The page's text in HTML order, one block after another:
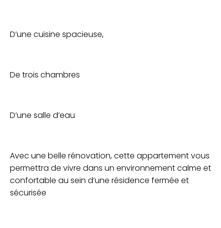
D’une cuisine spacieuse,
De trois chambres
D’une salle d’eau
Avec une belle rénovation, cette appartement vous
permettra de vivre dans un environnement calme et
confortable au sein d’une résidence fermée et
sécurisée